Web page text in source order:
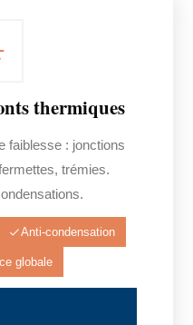
thermiques
faiblesse : jonctions
trémies.
Anti-condensation
globale